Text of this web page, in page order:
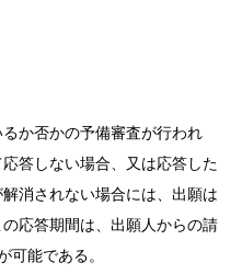
か否かの予備審査が行われ
答しない場合、又は応答した
消されない場合には、出願は
応答期間は、出願人からの請
可能である。